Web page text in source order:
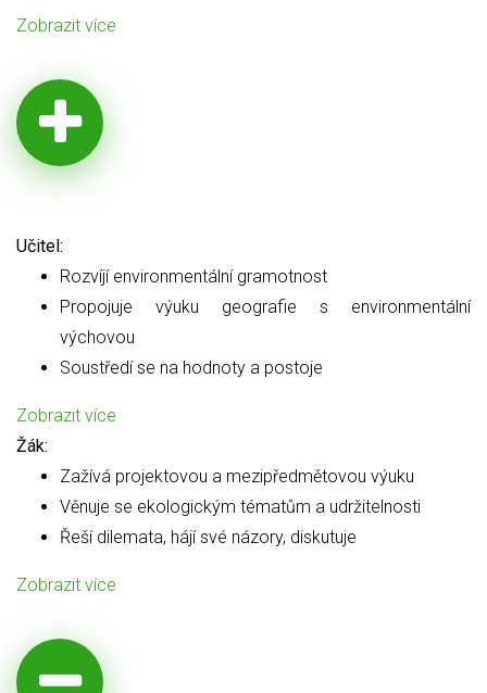
Zobrazit více
Učitel:
Rozvíjí environmentální gramotnost
Propojuje výuku geografie s environmentální
výchovou
Soustředí se na hodnoty a postoje
Zobrazit více
Žák:
Zažívá projektovou a mezipředmětovou výuku
Věnuje se ekologickým tématům a udržitelnosti
Řeší dilemata, hájí své názory, diskutuje
Zobrazit více